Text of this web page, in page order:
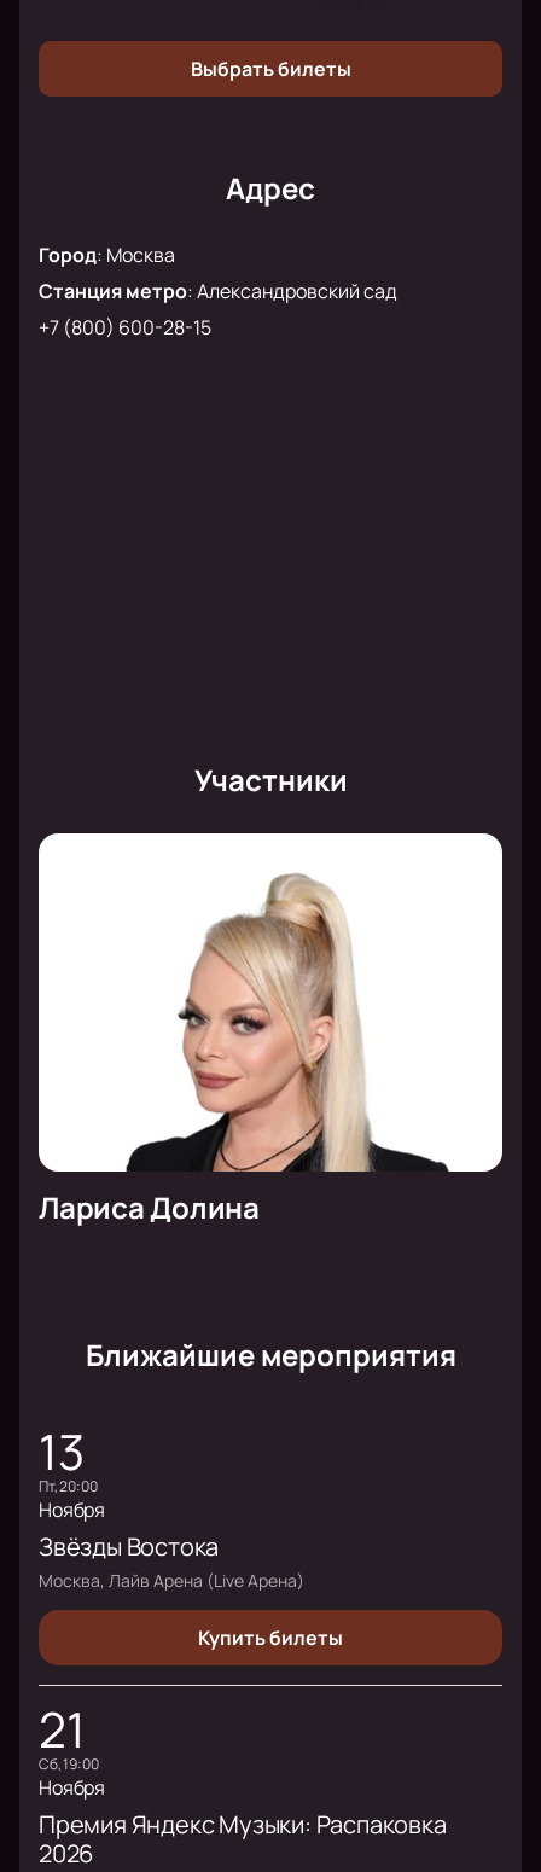
Почувствуйте магию музыки вместе с Ларисой
Долиной!
Выбрать билеты
Адрес
Город: Москва
Станция метро:Александровский сад
+7 (800) 600-28-15
Участники
Лариса Долина
Ближайшие мероприятия
13
пт, 20:00
Ноября
Звёзды Востока
Москва, Лайв Арена (Live Арена)
Купить билеты
21
сб, 19:00
Ноября
Премия Яндекс Музыки: Распаковка
2026